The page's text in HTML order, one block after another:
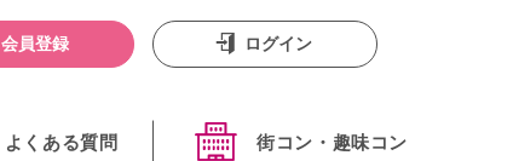
よくある質問 街コン・趣味コン
会員登録 ログイン